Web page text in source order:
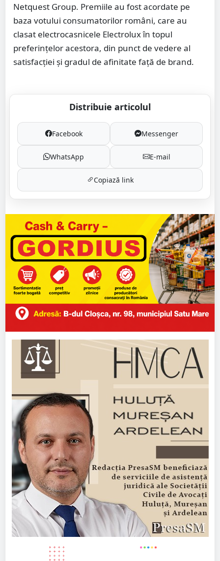
Netquest Group. Premiile au fost acordate pe
baza votului consumatorilor români, care au
clasat electrocasnicele Electrolux în topul
preferinţelor acestora, din punct de vedere al
satisfacţiei și gradul de afinitate faţă de brand.
Distribuie articolul
Facebook Messenger
WhatsApp E-mail
Copiază link